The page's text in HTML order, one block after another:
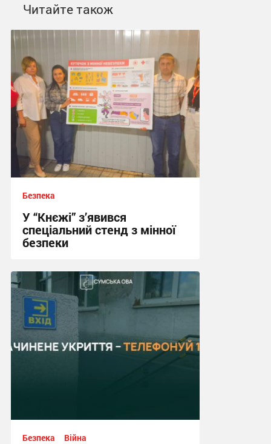
Читайте також
Безпека
У “Кнєжі” з’явився
спеціальний стенд з мінної
безпеки
17:24, 14.07.2026
Безпека Війна